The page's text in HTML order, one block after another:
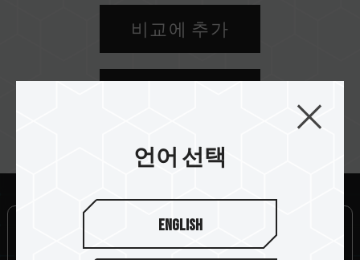
비교에 추가
언어 선택
English